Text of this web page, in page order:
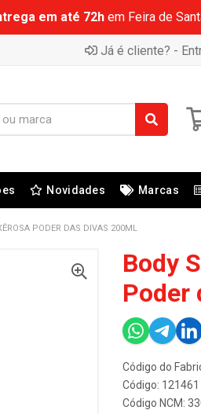
em até 72hem Feira de
Já é cliente? -
Novidades Marcas
PODER DAS DIVAS 200ML
Body
Poder
Código do
Código: 121461
Código NCM: